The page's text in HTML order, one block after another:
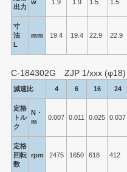
出力
w 1.9 1.9 1.5 1.5
寸
法
L
mm 19.4 19.4 22.9 22.9
C-184302G ZJP 1/xxx (φ18)
減速比 4 6 16 24
定格
トル
ク
N・
m
0.007 0.011 0.025 0.037
定格
回転
数
rpm 2475 1650 618 412